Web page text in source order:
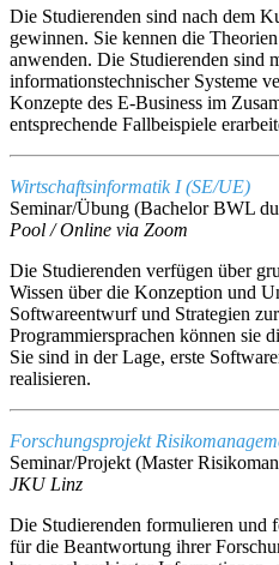
Die Studierenden sind nach dem
gewinnen. Sie kennen die
anwenden. Die Studierenden sind
informationstechnischer Systeme
Konzepte des E-Business im
entsprechende Fallbeispiele
Wirtschaftsinformatik I (SE/UE)
Seminar/Übung (Bachelor BWL
Pool / Online via Zoom
Die Studierenden verfügen über
Wissen über die Konzeption und
Softwareentwurf und Strategien
Programmiersprachen können sie
Sie sind in der Lage, erste
realisieren.
Forschungsprojekt
Seminar/Projekt (Master
JKU Linz
Die Studierenden formulieren und
für die Beantwortung ihrer